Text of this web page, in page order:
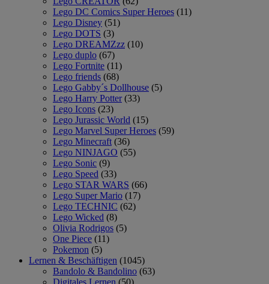
Lego DC Comics Super Heroes (11)
Lego Disney (51)
Lego DOTS (3)
Lego DREAMZzz (10)
Lego duplo (67)
Lego Fortnite (11)
Lego friends (68)
Lego Gabby´s Dollhouse (5)
Lego Harry Potter (33)
Lego Icons (23)
Lego Jurassic World (15)
Lego Marvel Super Heroes (59)
Lego Minecraft (36)
Lego NINJAGO (55)
Lego Sonic (9)
Lego Speed (33)
Lego STAR WARS (66)
Lego Super Mario (17)
Lego TECHNIC (62)
Lego Wicked (8)
Olivia Rodrigos (5)
One Piece (11)
Pokemon (5)
Lernen & Beschäftigen (1045)
Bandolo & Bandolino (63)
Digitales Lernen (50)